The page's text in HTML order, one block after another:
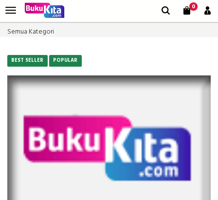
0
Semua Kategori
BEST SELLER POPULAR